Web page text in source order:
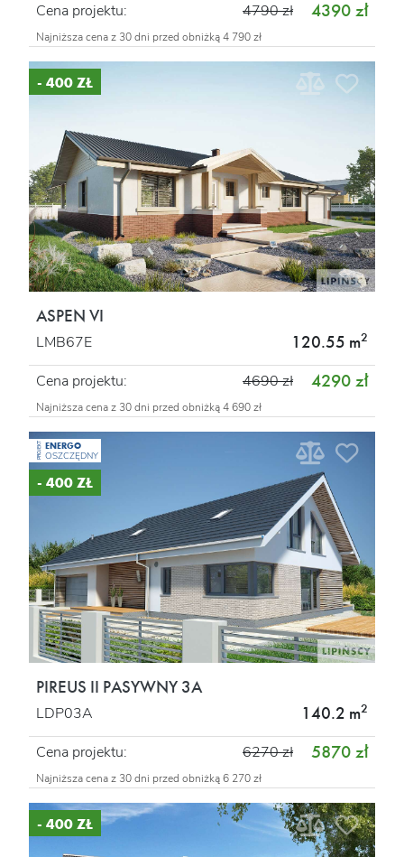
Cena projektu: 4390 zł
4790 zł
Najniższa cena z 30 dni przed obniżką 4 790 zł
- 400 ZŁ
ASPEN VI
LMB67E 120.55 m2
Cena projektu: 4290 zł
4690 zł
Najniższa cena z 30 dni przed obniżką 4 690 zł
PROJEKT ENERGO
OSZCZĘDNY
- 400 ZŁ
PIREUS II PASYWNY 3A
LDP03A 140.2 m2
Cena projektu: 5870 zł
6270 zł
Najniższa cena z 30 dni przed obniżką 6 270 zł
- 400 ZŁ